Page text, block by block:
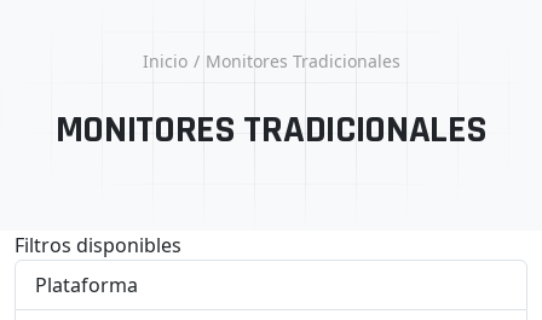
Inicio Monitores Tradicionales
MONITORES TRADICIONALES
Filtros disponibles
Plataforma